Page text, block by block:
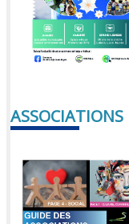
ASSOCIATIONS